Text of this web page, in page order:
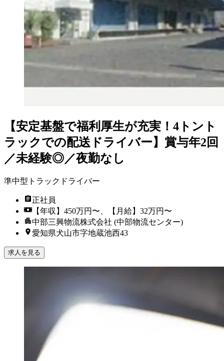
【安定基盤で福利厚生が充実！4トント
ラックでの配送ドライバー】賞与年2回
／未経験◎／夜勤なし
準中型トラックドライバー
正社員
【年収】450万円〜、【月給】32万円〜
中部三興物流株式会社 (中部物流センター)
愛知県犬山市字地蔵池西43
求人を見る